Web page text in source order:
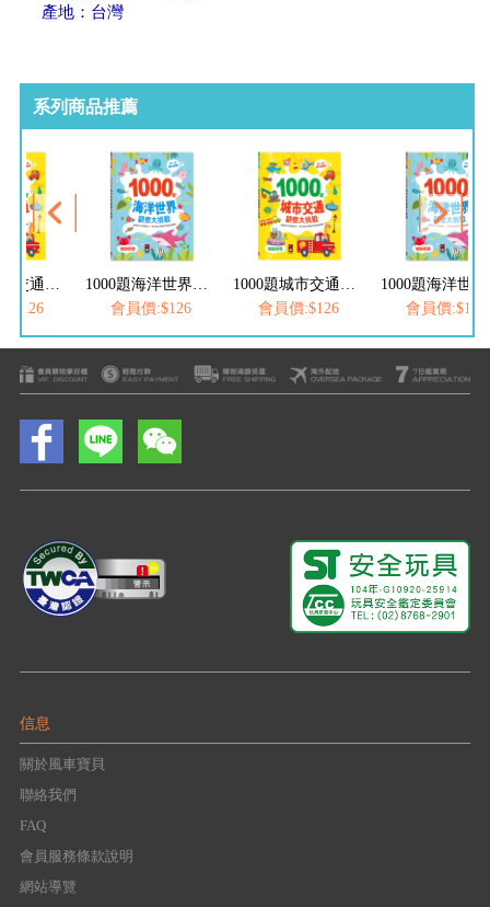
產地：台灣
系列商品推薦
1000題城市交通觀察大挑戰
:$126
1000題海洋世界觀察大挑戰
會員價:$126
1000題城市交通觀察大挑戰
會員價:$126
會員價:$126
信息
關於風車寶貝
聯絡我們
FAQ
會員服務條款說明
網站導覽